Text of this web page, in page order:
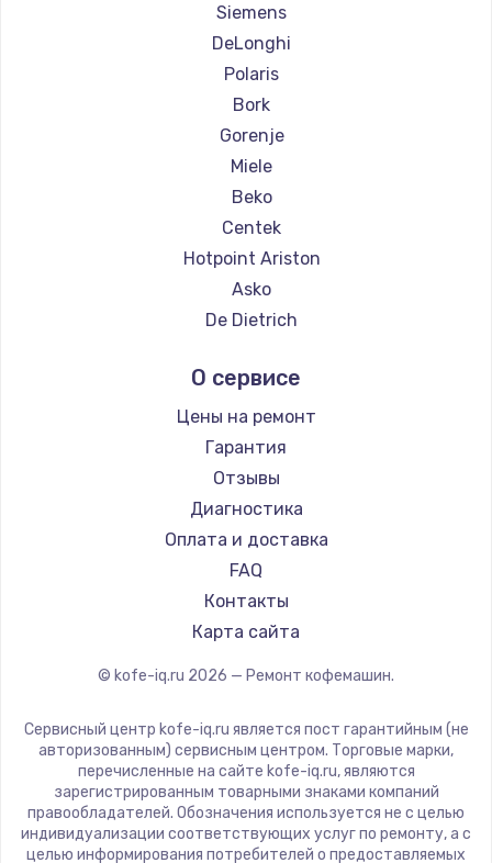
Ремонт кофемашин Yamaguchi
Ремонт кофемашин Nivona
Ремонт кофемашин Astoria
Ремонт кофемашин JVC
Ремонт кофемашин Ariston
Ремонт кофемашин Grundig
Ремонт кофемашин ROCKET MOZZAFIATO
Ремонт кофемашин Vivitek
Ремонт кофемашин Thomson
Ремонт кофемашин Hisense
Ремонт кофемашин DELTA
Ремонт кофемашин Kyvol
Ремонт кофемашин RED solution
Ремонт кофемашин Bravilor Bonamat
Ремонт кофемашин Vard
Ремонт кофемашин Tuvio
Ремонт кофемашин Carrera
Ремонт кофемашин Supra
Siemens
DeLonghi
Polaris
Bork
Gorenje
Miele
Beko
Centek
Hotpoint Ariston
Asko
De Dietrich
Ascaso
Jura
Olympia
Saeco
La Cimbali
WMF
Yamaguchi
Nivona
Astoria
ROCKET MOZZAFIATO
Vivitek
Thomson
Hisense
О сервисе
Цены на ремонт
Гарантия
Отзывы
Диагностика
Оплата и доставка
FAQ
Контакты
Карта сайта
© kofe-iq.ru 2026 — Ремонт кофемашин.
Сервисный центр kofe-iq.ru является пост гарантийным (не
авторизованным) сервисным центром. Торговые марки,
перечисленные на сайте kofe-iq.ru, являются
зарегистрированным товарными знаками компаний
правообладателей. Обозначения используется не с целью
индивидуализации соответствующих услуг по ремонту, а с
целью информирования потребителей о предоставляемых